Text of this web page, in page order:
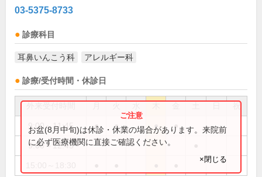
03-5375-8733
診療科目
耳鼻いんこう科 アレルギー科
診療/受付時間・休診日
祝
9:00～11:45 ● ● ● ●
9:00～12:45
お盆(8月中旬)は休診・休業の場合があります。来院前
に必ず医療機関に直接ご確認ください。
×閉じる